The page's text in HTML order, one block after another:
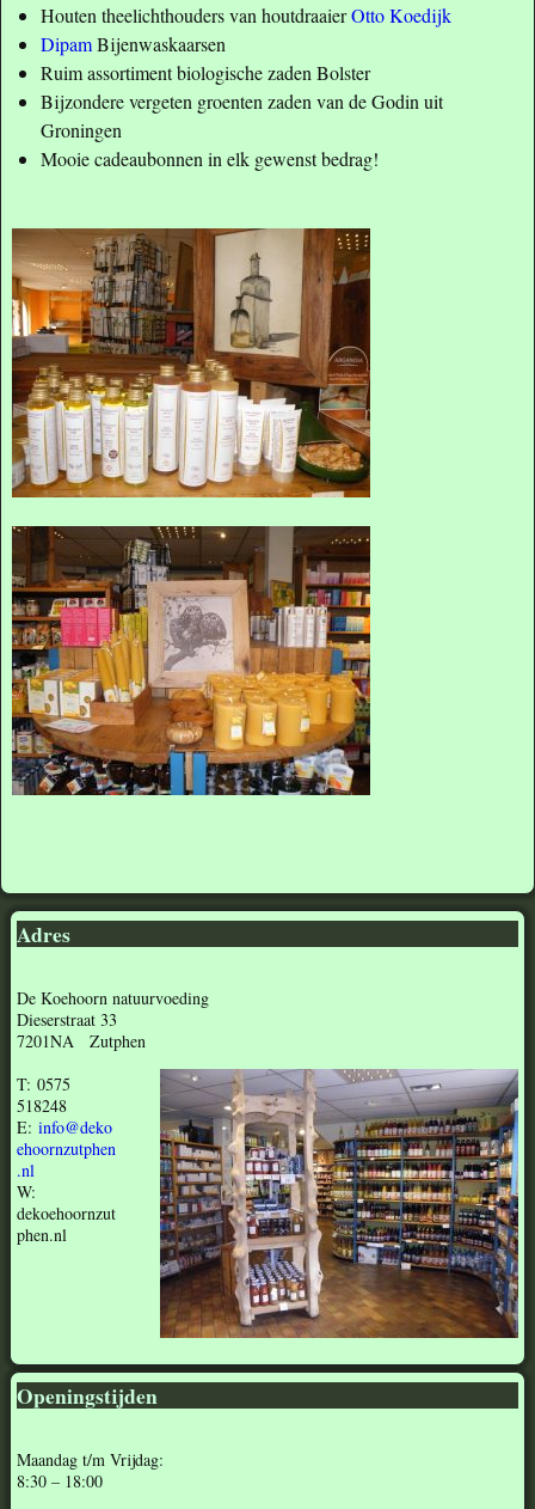
Houten theelichthouders van houtdraaierOtto Koedijk
DipamBijenwaskaarsen
Ruim assortiment biologische zaden Bolster
Bijzondere vergeten groenten zaden van de Godin uit
Groningen
Mooie cadeaubonnen in elk gewenst bedrag!
Adres
De Koehoorn natuurvoeding
Dieserstraat 33
7201NA Zutphen
T: 0575
518248
E: info@deko
ehoornzutphen
.nl
W:
dekoehoornzut
phen.nl
Openingstijden
Maandag t/m Vrijdag:
8:30 – 18:00